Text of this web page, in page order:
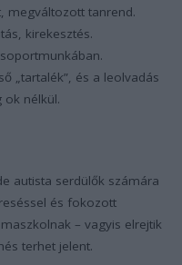
megváltozott tanrend.
kirekesztés.
„tartalék”, és a leolvadás
ok nélkül.
autista serdülők számára
és fokozott
– vagyis elrejtik
terhet jelent.